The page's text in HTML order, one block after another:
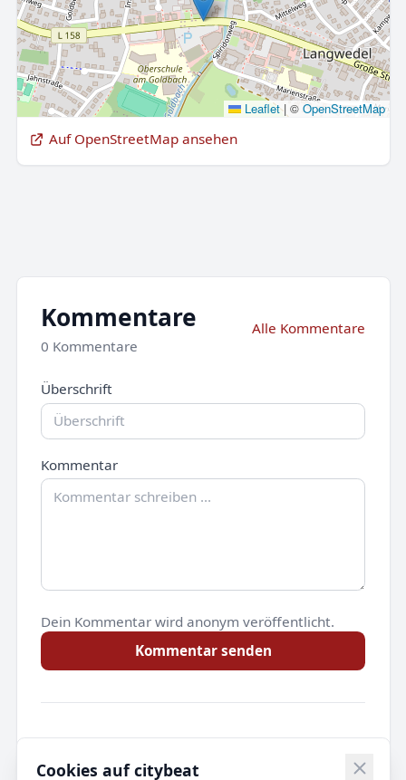
Leaflet |© OpenStreetMap
Auf OpenStreetMap ansehen
Kommentare
0 Kommentare
Alle Kommentare
Überschrift
Kommentar
Dein Kommentar wird anonym veröffentlicht.
Kommentar senden
Noch keine Kommentare.
Cookies auf citybeat